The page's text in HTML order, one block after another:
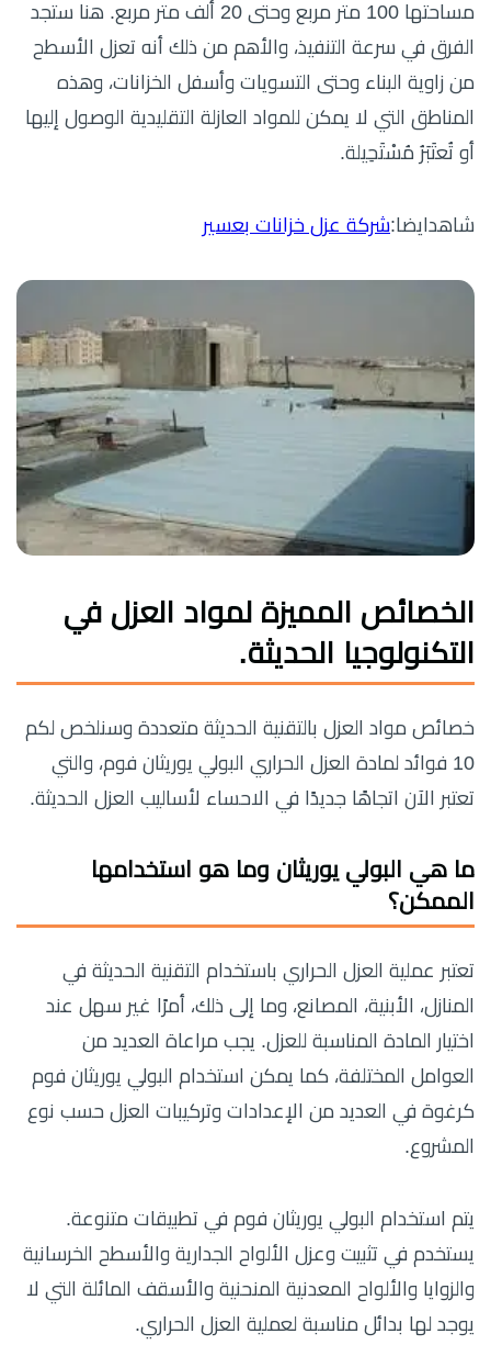
مساحتها 100 متر مربع وحتى 20 ألف متر مربع. هنا ستجد
الفرق في سرعة التنفيذ، والأهم من ذلك أنه تعزل الأسطح
من زاوية البناء وحتى التسويات وأسفل الخزانات، وهذه
المناطق التي لا يمكن للمواد العازلة التقليدية الوصول إليها
أو تُعتَبَرُ مُسْتَحِيلة.
شاهدايضا:شركة عزل خزانات بعسير
الخصائص المميزة لمواد العزل في
التكنولوجيا الحديثة.
خصائص مواد العزل بالتقنية الحديثة متعددة وسنلخص لكم
10 فوائد لمادة العزل الحراري البولي يوريثان فوم، والتي
تعتبر الآن اتجاهًا جديدًا في الاحساء لأساليب العزل الحديثة.
ما هي البولي يوريثان وما هو استخدامها
الممكن؟
تعتبر عملية العزل الحراري باستخدام التقنية الحديثة في
المنازل، الأبنية، المصانع، وما إلى ذلك، أمرًا غير سهل عند
اختيار المادة المناسبة للعزل. يجب مراعاة العديد من
العوامل المختلفة، كما يمكن استخدام البولي يوريثان فوم
كرغوة في العديد من الإعدادات وتركيبات العزل حسب نوع
المشروع.
يتم استخدام البولي يوريثان فوم في تطبيقات متنوعة.
يستخدم في تثبيت وعزل الألواح الجدارية والأسطح الخرسانية
والزوايا والألواح المعدنية المنحنية والأسقف المائلة التي لا
يوجد لها بدائل مناسبة لعملية العزل الحراري.